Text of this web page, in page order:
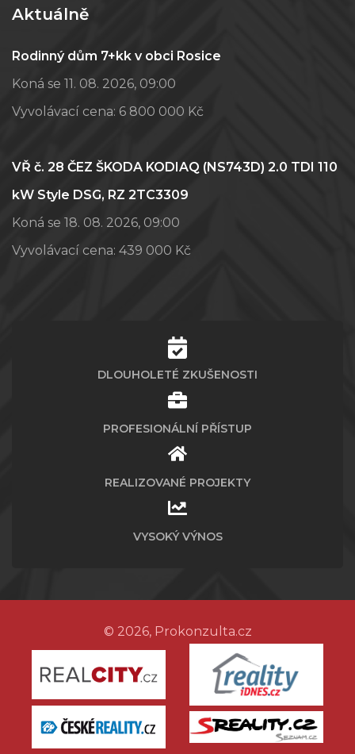
Aktuálně
Rodinný dům 7+kk v obci Rosice
Koná se 11. 08. 2026, 09:00
Vyvolávací cena: 6 800 000 Kč
VŘ č. 28 ČEZ ŠKODA KODIAQ (NS743D) 2.0 TDI 110
kW Style DSG, RZ 2TC3309
Koná se 18. 08. 2026, 09:00
Vyvolávací cena: 439 000 Kč
DLOUHOLETÉ ZKUŠENOSTI
PROFESIONÁLNÍ PŘÍSTUP
REALIZOVANÉ PROJEKTY
VYSOKÝ VÝNOS
© 2026, Prokonzulta.cz